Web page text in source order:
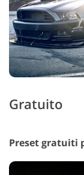
Gratuito